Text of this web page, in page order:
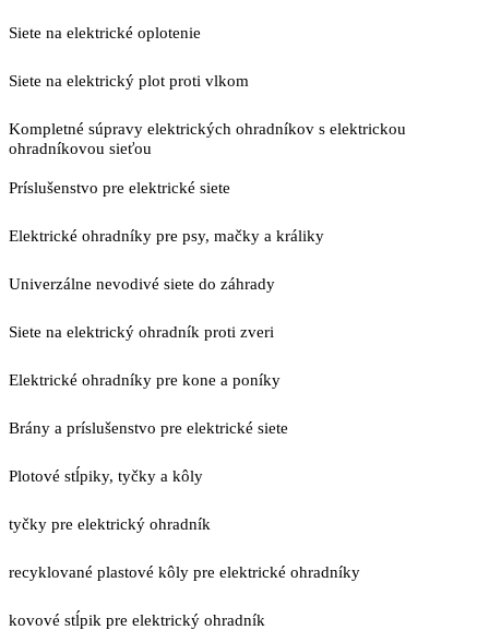
Siete na elektrické oplotenie
Siete na elektrický plot proti vlkom
Kompletné súpravy elektrických ohradníkov s elektrickou
ohradníkovou sieťou
Príslušenstvo pre elektrické siete
Elektrické ohradníky pre psy, mačky a králiky
Univerzálne nevodivé siete do záhrady
Siete na elektrický ohradník proti zveri
Elektrické ohradníky pre kone a poníky
Brány a príslušenstvo pre elektrické siete
Plotové stĺpiky, tyčky a kôly
tyčky pre elektrický ohradník
recyklované plastové kôly pre elektrické ohradníky
kovové stĺpik pre elektrický ohradník